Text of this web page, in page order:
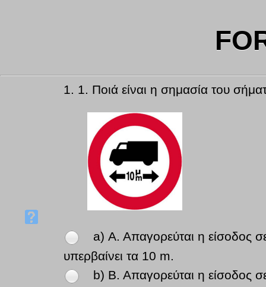
1. 1. Ποιά είναι η σημασία του
a) Α. Απαγορεύται η είσοδος
υπερβαίνει τα 10 m.
b) Β. Απαγορεύται η είσοδος